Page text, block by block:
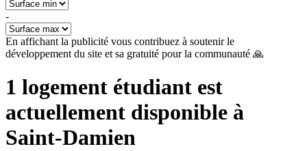
-
En affichant la publicité vous contribuez à soutenir le
développement du site et sa gratuité pour la communauté 🙏
1 logement étudiant est
actuellement disponible à
Saint-Damien